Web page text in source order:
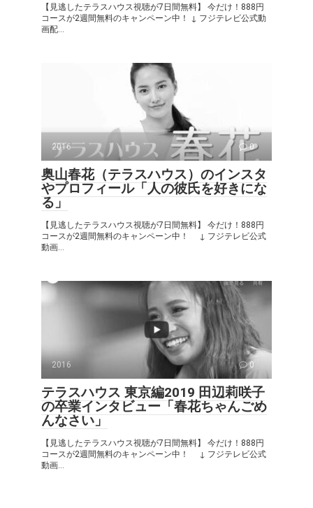
【見逃したテラスハウス視聴が7日間無料】 今だけ！888円
コースが2週間無料のキャンペーン中！ ↓ フジテレビ公式動
画配...
2016 0
奥山春花（テラスハウス）のインスタ
やプロフィール「人の彼氏を好きにな
る」
【見逃したテラスハウス視聴が7日間無料】 今だけ！888円
コースが2週間無料のキャンペーン中！ ↓ フジテレビ公式
動画...
2016 0
テラスハウス 東京編2019 田辺莉咲子
の卒業インタビュー「春花ちゃんごめ
んなさい」
【見逃したテラスハウス視聴が7日間無料】 今だけ！888円
コースが2週間無料のキャンペーン中！ ↓ フジテレビ公式
動画...